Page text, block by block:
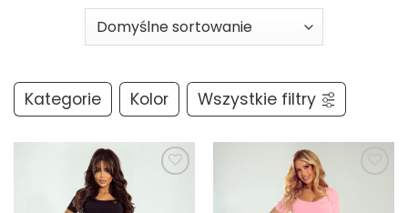
Kategorie Kolor Wszystkie filtry
ulubionych
Dodaj do
ulubionych